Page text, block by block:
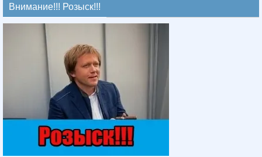
Внимание!!! Розыск!!!